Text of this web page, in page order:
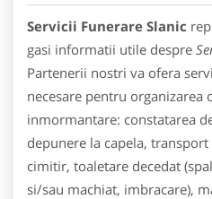
Servicii Funerare Slanic
gasi informatii utile despre
Partenerii nostri va ofera
necesare pentru organizarea
inmormantare: constatarea
depunere la capela,
cimitir, toaletare decedat
si/sau machiat, imbracare),